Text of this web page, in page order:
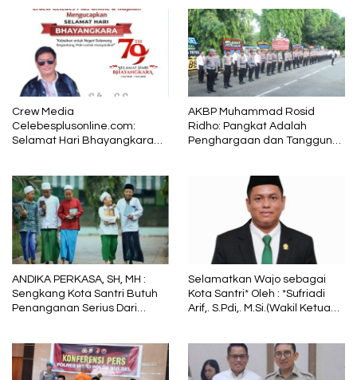
Crew Media
Celebesplusonline.com:
Selamat Hari Bhayangkara
dalam Sunyi dan Terang
AKBP Muhammad Rosid
Ridho: Pangkat Adalah
Penghargaan dan Tanggung
ANDIKA PERKASA, SH, MH :
Sengkang Kota Santri Butuh
Penanganan Serius Dari
Selamatkan Wajo sebagai
Kota Santri* Oleh : *Sufriadi
Arif,. S.Pdi,. M.Si.(Wakil Ketua